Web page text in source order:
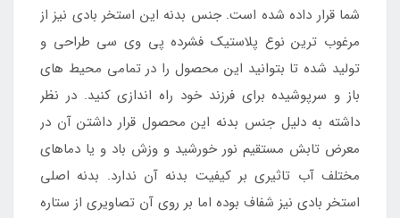
شما قرار داده شده است. جنس بدنه این استخر بادی نیز از
مرغوب ترین نوع پلاستیک فشرده پی وی سی طراحی و
تولید شده تا بتوانید این محصول را در تمامی محیط های
باز و سرپوشیده برای فرزند خود راه اندازی کنید. در نظر
داشته به دلیل جنس بدنه این محصول قرار داشتن آن در
معرض تابش مستقیم نور خورشید و وزش باد و یا دماهای
مختلف آب تاثیری بر کیفیت بدنه آن ندارد. بدنه اصلی
استخر بادی نیز شفاف بوده اما بر روی آن تصاویری از ستاره